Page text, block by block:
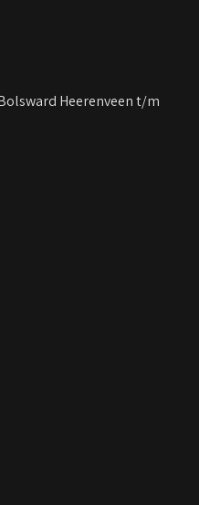
Heerenveen t/m